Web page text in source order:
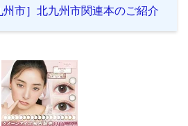
州市］北九州市関連本のご紹介